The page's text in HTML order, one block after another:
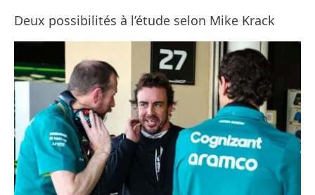
Deux possibilités à l’étude selon Mike Krack